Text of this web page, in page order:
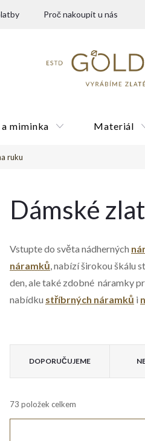
Proč nakoupit u nás
miminka Materiál
ruku
Dámské
Vstupte do světa nádherných
náramků, nabízí širokou škálu
den, ale také zdobné náramky
nabídku stříbrných náramků i
z
DOPORUČUJEME
73 položek celkem
V
p